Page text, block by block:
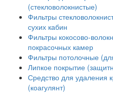
(стекловолокнистые)
Фильтры
сухих кабин
Фильтры кокосово-
покрасочных камер
Фильтры потолочные
Липкое покрытие
Средство для удаления
(коагулянт)